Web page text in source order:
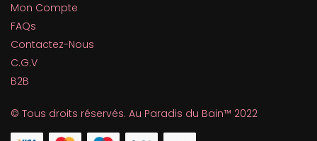
Mon Compte
FAQs
Contactez-Nous
C.G.V
B2B
© Tous droits réservés. Au Paradis du Bain™ 2022